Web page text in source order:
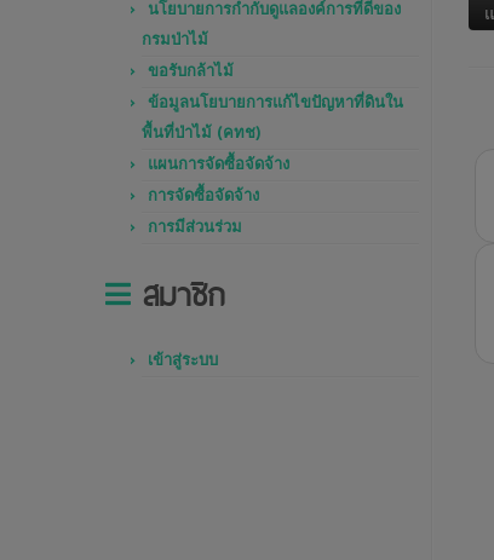
นโยบายการกำกับดูแลองค์การที่ดีของ
กรมป่าไม้
ขอรับกล้าไม้
ข้อมูลนโยบายการแก้ไขปัญหาที่ดินใน
พื้นที่ป่าไม้ (คทช)
แผนการจัดซื้อจัดจ้าง
การจัดซื้อจัดจ้าง
การมีส่วนร่วม
สมาชิก
เข้าสู่ระบบ